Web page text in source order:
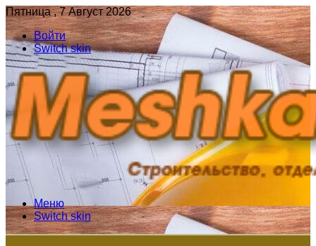
Пятница , 7 Август 2026
Войти
Switch skin
Меню
Switch skin